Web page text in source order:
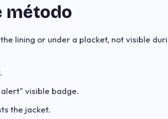
método
lining or under a placket, not visible
visible badge.
the jacket.